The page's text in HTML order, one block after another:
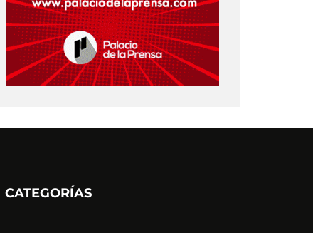
CATEGORÍAS